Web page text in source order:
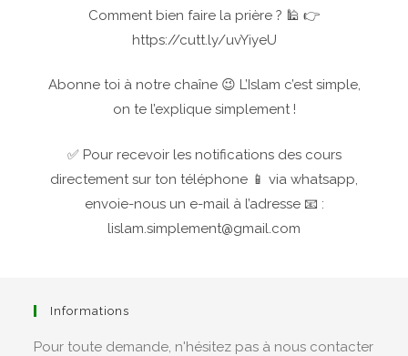
Comment bien faire la prière ? 🕌 👉
https://cutt.ly/uvYiyeU
Abonne toi à notre chaîne 😉 L’Islam c’est simple,
on te l’explique simplement !
✅ Pour recevoir les notifications des cours
directement sur ton téléphone 📱 via whatsapp,
envoie-nous un e-mail à l’adresse 📧 :
lislam.simplement@gmail.com
Informations
Pour toute demande, n'hésitez pas à nous contacter